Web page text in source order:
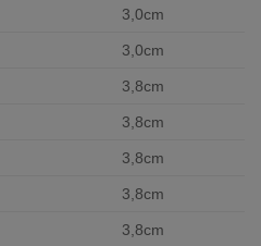
3,0cm
3,0cm
3,8cm
3,8cm
3,8cm
3,8cm
3,8cm